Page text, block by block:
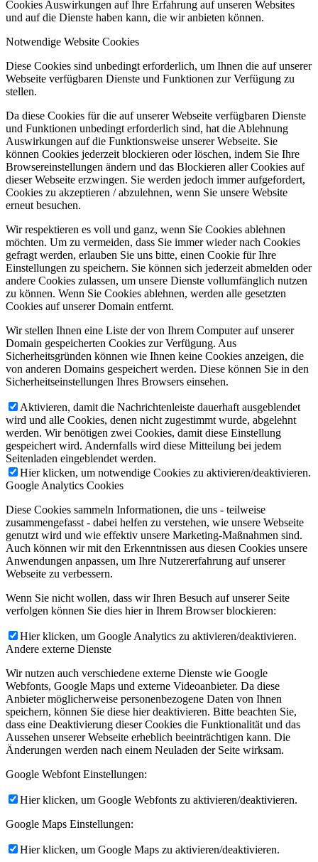
Cookies Auswirkungen auf Ihre Erfahrung auf unseren Websites
und auf die Dienste haben kann, die wir anbieten können.
Notwendige Website Cookies
Diese Cookies sind unbedingt erforderlich, um Ihnen die auf unserer
Webseite verfügbaren Dienste und Funktionen zur Verfügung zu
stellen.
Da diese Cookies für die auf unserer Webseite verfügbaren Dienste
und Funktionen unbedingt erforderlich sind, hat die Ablehnung
Auswirkungen auf die Funktionsweise unserer Webseite. Sie
können Cookies jederzeit blockieren oder löschen, indem Sie Ihre
Browsereinstellungen ändern und das Blockieren aller Cookies auf
dieser Webseite erzwingen. Sie werden jedoch immer aufgefordert,
Cookies zu akzeptieren / abzulehnen, wenn Sie unsere Website
erneut besuchen.
Wir respektieren es voll und ganz, wenn Sie Cookies ablehnen
möchten. Um zu vermeiden, dass Sie immer wieder nach Cookies
gefragt werden, erlauben Sie uns bitte, einen Cookie für Ihre
Einstellungen zu speichern. Sie können sich jederzeit abmelden oder
andere Cookies zulassen, um unsere Dienste vollumfänglich nutzen
zu können. Wenn Sie Cookies ablehnen, werden alle gesetzten
Cookies auf unserer Domain entfernt.
Wir stellen Ihnen eine Liste der von Ihrem Computer auf unserer
Domain gespeicherten Cookies zur Verfügung. Aus
Sicherheitsgründen können wie Ihnen keine Cookies anzeigen, die
von anderen Domains gespeichert werden. Diese können Sie in den
Sicherheitseinstellungen Ihres Browsers einsehen.
Aktivieren, damit die Nachrichtenleiste dauerhaft ausgeblendet
wird und alle Cookies, denen nicht zugestimmt wurde, abgelehnt
werden. Wir benötigen zwei Cookies, damit diese Einstellung
gespeichert wird. Andernfalls wird diese Mitteilung bei jedem
Seitenladen eingeblendet werden.
Hier klicken, um notwendige Cookies zu aktivieren/deaktivieren.
Google Analytics Cookies
Diese Cookies sammeln Informationen, die uns - teilweise
zusammengefasst - dabei helfen zu verstehen, wie unsere Webseite
genutzt wird und wie effektiv unsere Marketing-Maßnahmen sind.
Auch können wir mit den Erkenntnissen aus diesen Cookies unsere
Anwendungen anpassen, um Ihre Nutzererfahrung auf unserer
Webseite zu verbessern.
Wenn Sie nicht wollen, dass wir Ihren Besuch auf unserer Seite
verfolgen können Sie dies hier in Ihrem Browser blockieren:
Hier klicken, um Google Analytics zu aktivieren/deaktivieren.
Andere externe Dienste
Wir nutzen auch verschiedene externe Dienste wie Google
Webfonts, Google Maps und externe Videoanbieter. Da diese
Anbieter möglicherweise personenbezogene Daten von Ihnen
speichern, können Sie diese hier deaktivieren. Bitte beachten Sie,
dass eine Deaktivierung dieser Cookies die Funktionalität und das
Aussehen unserer Webseite erheblich beeinträchtigen kann. Die
Änderungen werden nach einem Neuladen der Seite wirksam.
Google Webfont Einstellungen:
Hier klicken, um Google Webfonts zu aktivieren/deaktivieren.
Google Maps Einstellungen:
Hier klicken, um Google Maps zu aktivieren/deaktivieren.